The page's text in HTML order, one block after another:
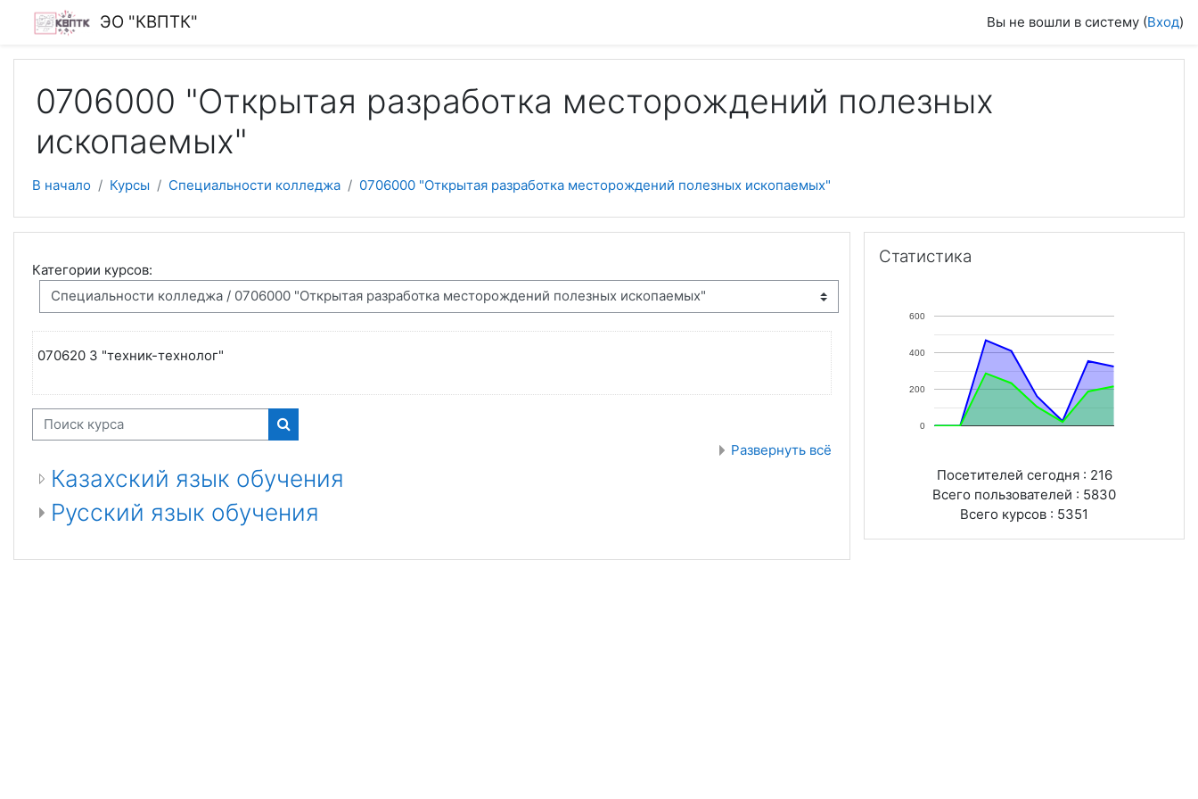
Перейти к основному содержанию
ЭО "КВПТК" Вы не вошли в систему (Вход)
0706000 "Открытая разработка месторождений полезных
ископаемых"
В начало Курсы Специальности колледжа 0706000 "Открытая разработка месторождений полезных ископаемых"
Категории курсов:
070620 3 "техник-технолог"
Поиск курса
Поиск курса Развернуть всё
Казахский язык обучения
Русский язык обучения
Статистика
0
200
400
600
Посетителей сегодня : 216
Всего пользователей : 5830
Всего курсов : 5351